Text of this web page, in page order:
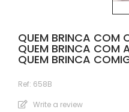
QUEM BRINCA COM
QUEM BRINCA COM
QUEM BRINCA
Ref: 658B
Write a review